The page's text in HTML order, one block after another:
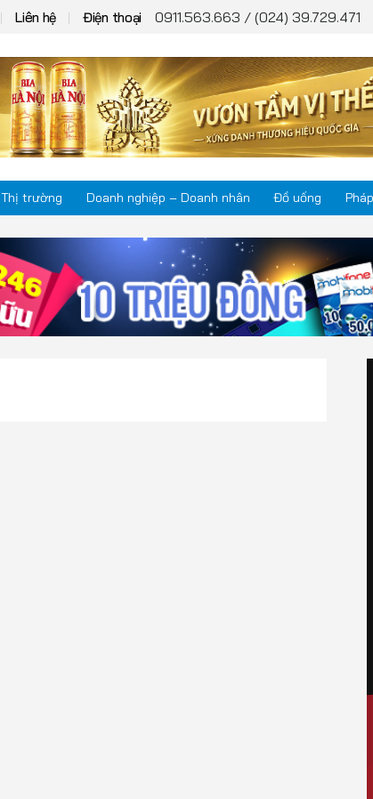
Liên hệ Điện thoại 0911.563.663 / (024) 39.729.471
Thị trường Doanh nghiệp – Doanh nhân Đồ uống
Doanh nghiệp – Doanh nhân
Đồ uống